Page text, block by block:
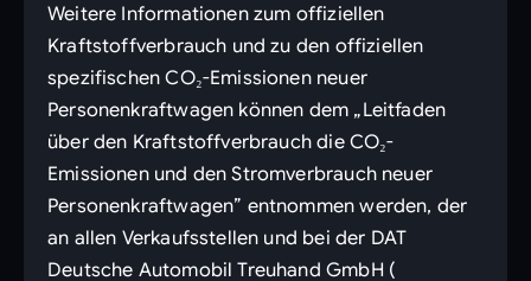
Weitere Informationen zum offiziellen
Kraftstoffverbrauch und zu den offiziellen
spezifischen CO₂-Emissionen neuer
Personenkraftwagen können dem „Leitfaden
über den Kraftstoffverbrauch die CO₂-
Emissionen und den Stromverbrauch neuer
Personenkraftwagen” entnommen werden, der
an allen Verkaufsstellen und bei der DAT
Deutsche Automobil Treuhand GmbH (